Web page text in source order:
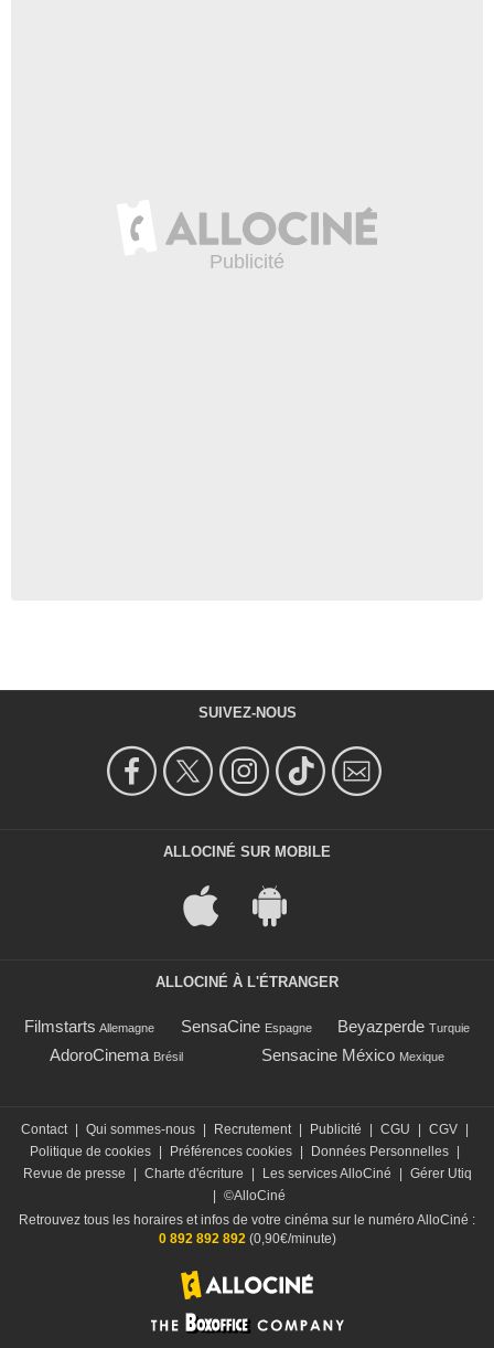
SUIVEZ-NOUS
ALLOCINÉ SUR MOBILE
ALLOCINÉ À L'ÉTRANGER
Filmstarts Allemagne SensaCine Espagne Beyazperde Turquie
AdoroCinema Brésil Sensacine México Mexique
Contact Qui sommes-nous Recrutement Publicité CGU CGV
Politique de cookies
Préférences cookies Données Personnelles
Revue de presse
Charte d'écriture Les services AlloCiné
Gérer Utiq
©AlloCiné
Retrouvez tous les horaires et infos de votre cinéma sur le numéro AlloCiné :
0 892 892 892(0,90€/minute)